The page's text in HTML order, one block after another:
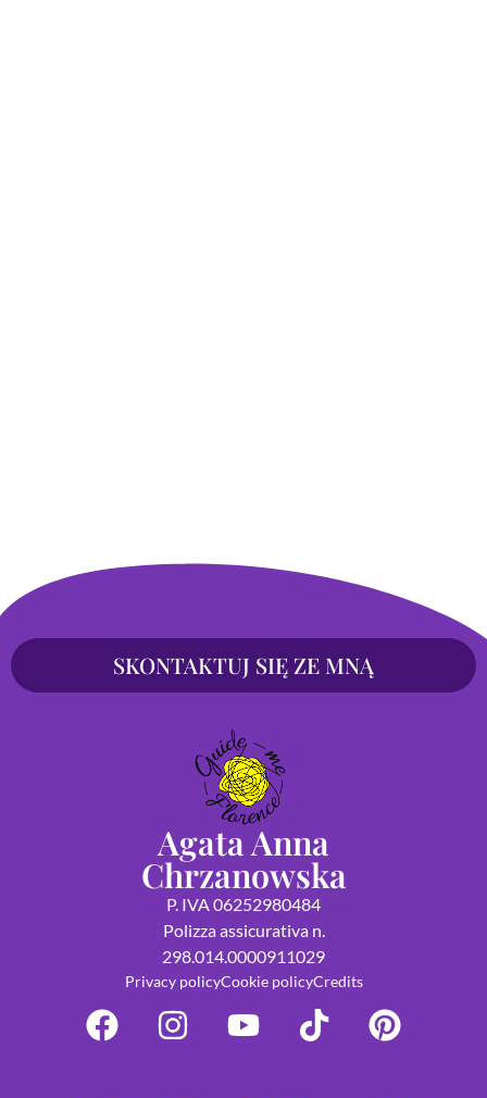
SKONTAKTUJ SIĘ ZE MNĄ
Agata Anna
Chrzanowska
P. IVA 06252980484
Polizza assicurativa n.
298.014.0000911029
Privacy policyCookie policyCredits